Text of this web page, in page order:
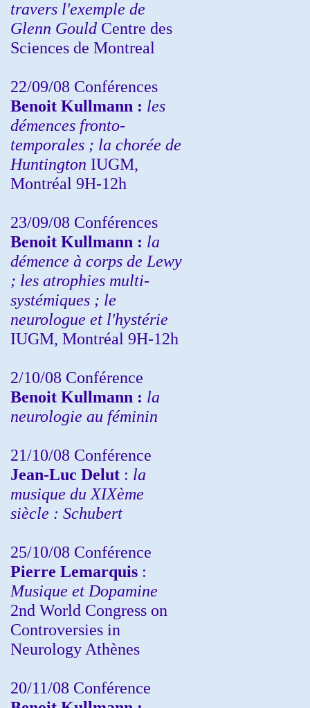
travers l'exemple de
Glenn Gould Centre des
Sciences de Montreal
22/09/08 Conférences
Benoit Kullmann : les
démences fronto-
temporales ; la chorée de
Huntington IUGM,
Montréal 9H-12h
23/09/08 Conférences
Benoit Kullmann : la
démence à corps de Lewy
; les atrophies multi-
systémiques ; le
neurologue et l'hystérie
IUGM, Montréal 9H-12h
2/10/08 Conférence
Benoit Kullmann : la
neurologie au féminin
21/10/08 Conférence
Jean-Luc Delut : la
musique du XIXème
siècle : Schubert
25/10/08 Conférence
Pierre Lemarquis :
Musique et Dopamine
2nd World Congress on
Controversies in
Neurology Athènes
20/11/08 Conférence